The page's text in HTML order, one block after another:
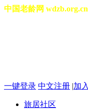
中国老龄网 wdzb.org.cn
一键登录 中文注册 |加
旅居社区